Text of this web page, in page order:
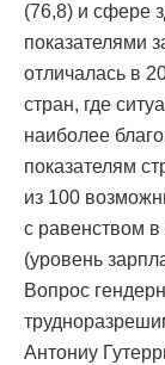
(76,8) и сфере
показателями
отличалась в
стран, где
наиболее
показателям
из 100
с равенством
(уровень
Вопрос
Антониу